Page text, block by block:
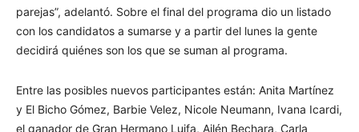
parejas”, adelantó. Sobre el final del programa dio un listado
con los candidatos a sumarse y a partir del lunes la gente
decidirá quiénes son los que se suman al programa.
Entre las posibles nuevos participantes están: Anita Martínez
y El Bicho Gómez, Barbie Velez, Nicole Neumann, Ivana Icardi,
el ganador de Gran Hermano Luifa, Ailén Bechara, Carla